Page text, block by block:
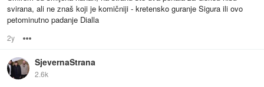
svirana, ali ne znaš koji je komičniji - kretensko guranje Sigura ili ovo
petominutno padanje Dialla
2y
SjevernaStrana
2.6k